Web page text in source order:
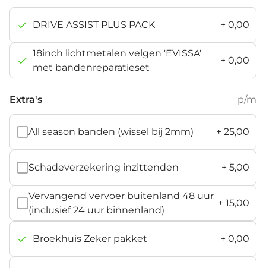
metallicmetallic
Nera
metallic
DRIVE ASSIST PLUS PACK + 0,00
18inch lichtmetalen velgen 'EVISSA'
met bandenreparatieset
+ 0,00
Extra's p/m
All season banden (wissel bij 2mm) + 25,00
Schadeverzekering inzittenden + 5,00
Vervangend vervoer buitenland 48 uur
(inclusief 24 uur binnenland)
+ 15,00
Broekhuis Zeker pakket + 0,00